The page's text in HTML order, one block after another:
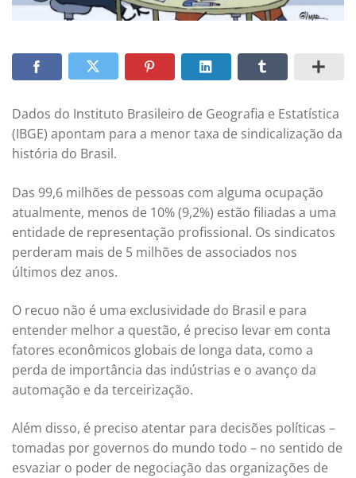
Dados do Instituto Brasileiro de Geografia e Estatística
(IBGE) apontam para a menor taxa de sindicalização da
história do Brasil.
Das 99,6 milhões de pessoas com alguma ocupação
atualmente, menos de 10% (9,2%) estão filiadas a uma
entidade de representação profissional. Os sindicatos
perderam mais de 5 milhões de associados nos
últimos dez anos.
O recuo não é uma exclusividade do Brasil e para
entender melhor a questão, é preciso levar em conta
fatores econômicos globais de longa data, como a
perda de importância das indústrias e o avanço da
automação e da terceirização.
Além disso, é preciso atentar para decisões políticas –
tomadas por governos do mundo todo – no sentido de
esvaziar o poder de negociação das organizações de